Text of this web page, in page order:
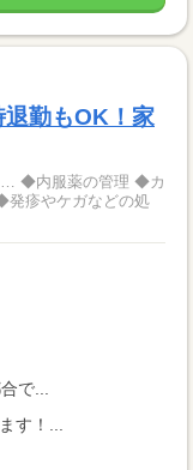
勤もOK！家
疹やケガなどの処
で...
す！...